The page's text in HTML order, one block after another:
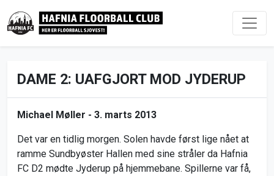
DAME 2: UAFGJORT MOD JYDERUP
Michael Møller - 3. marts 2013
Det var en tidlig morgen. Solen havde først lige nået at
ramme Sundbyøster Hallen med sine stråler da Hafnia
FC D2 mødte Jyderup på hjemmebane. Spillerne var få,